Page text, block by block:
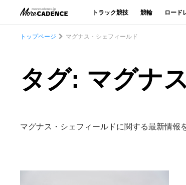
トラック競技 競輪 ロード
トップページ マグナス・シェフィールド
タグ: マグナ
マグナス・シェフィールドに関する最新情報